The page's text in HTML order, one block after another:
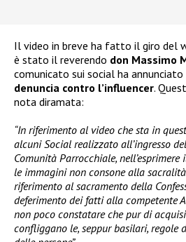
Il video in breve ha fatto il giro del
è stato il reverendo don Massimo
comunicato sui social ha annunciato
denuncia contro l’influencer.
nota diramata:
“In riferimento al video che sta in
alcuni Social realizzato all’ingresso
Comunità Parrocchiale,
le immagini non consone alla
riferimento al sacramento della
deferimento dei fatti alla competente
non poco constatare che pur di
confliggano le, seppur basilari, regole